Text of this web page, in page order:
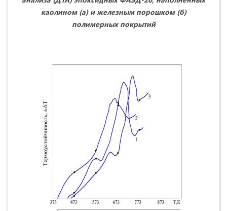
каолином (а) и железным порошком (б)
полимерных покрытий